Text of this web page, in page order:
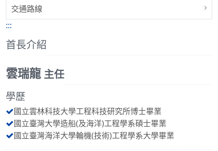
交通路線
:::
首長介紹
雲瑞龍 主任
學歷
國立雲林科技大學工程科技研究所博士畢業
國立臺灣大學造船(及海洋)工程學系碩士畢業
國立臺灣海洋大學輪機(技術)工程學系大學畢業